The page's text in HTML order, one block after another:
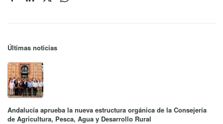
Últimas noticias
Andalucía aprueba la nueva estructura orgánica de la Consejería
de Agricultura, Pesca, Agua y Desarrollo Rural